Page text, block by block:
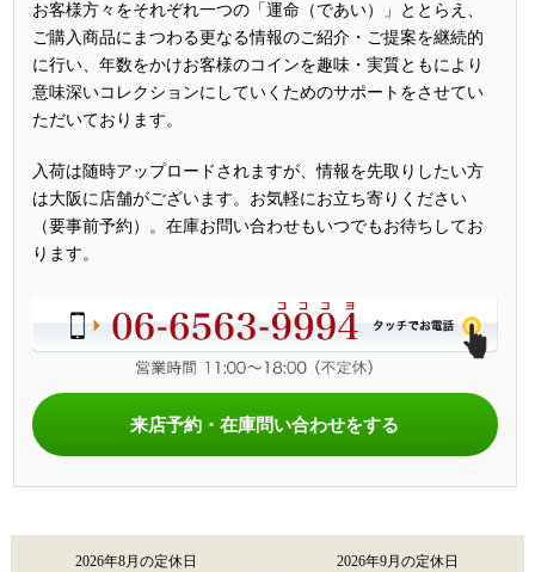
お客様方々をそれぞれ一つの「運命（であい）」ととらえ、
ご購入商品にまつわる更なる情報のご紹介・ご提案を継続的
に行い、年数をかけお客様のコインを趣味・実質ともにより
意味深いコレクションにしていくためのサポートをさせてい
ただいております。
入荷は随時アップロードされますが、情報を先取りしたい方
は大阪に店舗がございます。お気軽にお立ち寄りください
（要事前予約）。在庫お問い合わせもいつでもお待ちしてお
ります。
来店予約・在庫問い合わせをする
2026年8月の定休日 2026年9月の定休日